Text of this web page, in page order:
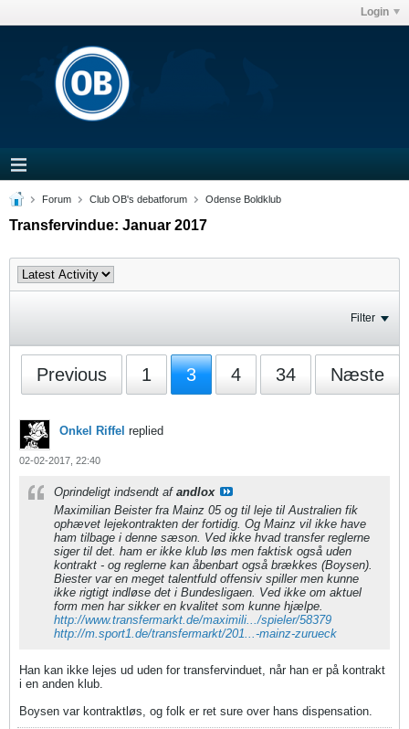
Login
Forum Club OB's debatforum Odense Boldklub
Transfervindue: Januar 2017
Filter
Previous 1 3 4 34 Næste
Onkel Riffel replied
02-02-2017, 22:40
Oprindeligt indsendt af andlox
Maximilian Beister fra Mainz 05 og til leje til Australien fik
ophævet lejekontrakten der fortidig. Og Mainz vil ikke have
ham tilbage i denne sæson. Ved ikke hvad transfer reglerne
siger til det. ham er ikke klub løs men faktisk også uden
kontrakt - og reglerne kan åbenbart også brækkes (Boysen).
Biester var en meget talentfuld offensiv spiller men kunne
ikke rigtigt indløse det i Bundesligaen. Ved ikke om aktuel
form men har sikker en kvalitet som kunne hjælpe.
http://www.transfermarkt.de/maximili.../spieler/58379
http://m.sport1.de/transfermarkt/201...-mainz-zurueck
Han kan ikke lejes ud uden for transfervinduet, når han er på kontrakt
i en anden klub.
Boysen var kontraktløs, og folk er ret sure over hans dispensation.